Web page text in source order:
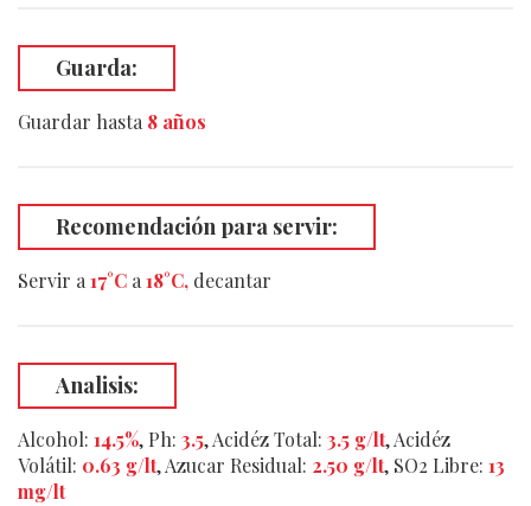
Guarda:
Guardar hasta8 años
Recomendación para servir:
Servir a17°C a18°C, decantar
Analisis:
Alcohol: 14.5%, Ph: 3.5,Acidéz Total: 3.5 g/lt,Acidéz
Volátil: 0.63 g/lt,Azucar Residual: 2.50 g/lt, SO2 Libre: 13
mg/lt